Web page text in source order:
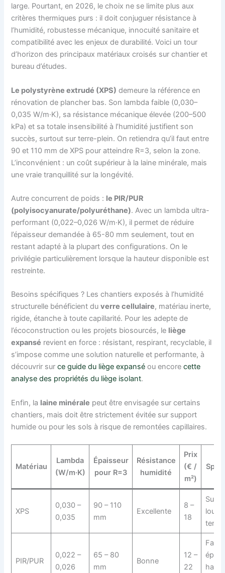
large. Pourtant, en 2026, le choix ne se limite plus aux
critères thermiques purs : il doit conjuguer résistance à
l’humidité, robustesse mécanique, innocuité sanitaire et
compatibilité avec les enjeux de durabilité. Voici un tour
d’horizon des principaux matériaux croisés sur chantier et
bureau d’études.
Le polystyrène extrudé (XPS) demeure la référence en
rénovation de plancher bas. Son lambda faible (0,030–
0,035 W/m·K), sa résistance mécanique élevée (200–500
kPa) et sa totale insensibilité à l’humidité justifient son
succès, surtout sur terre-plein. On retiendra qu’il faut entre
90 et 110 mm de XPS pour atteindre R=3, selon la zone.
L’inconvénient : un coût supérieur à la laine minérale, mais
une vraie tranquillité sur la longévité.
Autre concurrent de poids : le PIR/PUR
(polyisocyanurate/polyuréthane). Avec un lambda ultra-
performant (0,022–0,026 W/m·K), il permet de réduire
l’épaisseur demandée à 65-80 mm seulement, tout en
restant adapté à la plupart des configurations. On le
privilégie particulièrement lorsque la hauteur disponible est
restreinte.
Besoins spécifiques ? Les chantiers exposés à l’humidité
structurelle bénéficient duverre cellulaire, matériau inerte,
rigide, étanche à toute capillarité. Pour les adepte de
l’écoconstruction ou les projets biosourcés, le liège
expansé revient en force : résistant, respirant, recyclable, il
s’impose comme une solution naturelle et performante, à
découvrir surce guide du liège expansé ou encorecette
analyse des propriétés du liège isolant.
Enfin, la laine minérale peut être envisagée sur certains
chantiers, mais doit être strictement évitée sur support
humide ou pour les sols à risque de remontées capillaires.
Matériau
Lambda
(W/m·K)
Épaisseur
pour R=3
Résistance
humidité
Prix
(€ /
m²)
XPS
0,030 –
0,035
90 – 110
mm
Excellente
8 –
18
PIR/PUR
0,022 –
0,026
65 – 80
mm
Bonne
12 –
22
Faible
haute